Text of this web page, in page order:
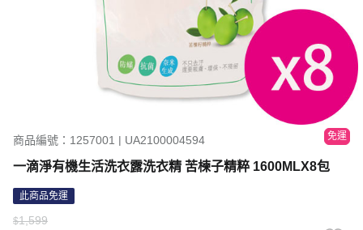
商品編號：1257001 | UA2100004594 免運
一滴淨有機生活洗衣露洗衣精 苦楝子精粹 1600MLX8包
此商品免運
$1,599